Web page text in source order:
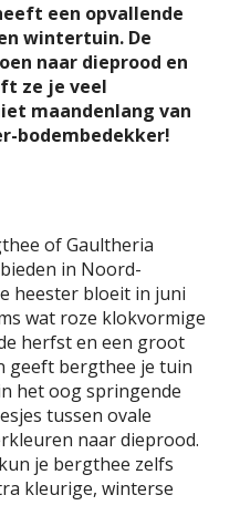
een opvallende
wintertuin. De
naar dieprood en
ze je veel
maandenlang van
bodembedekker!
of Gaultheria
in Noord-
heester bloeit in juni
wat roze klokvormige
herfst en een groot
geeft bergthee je tuin
het oog springende
tussen ovale
naar dieprood.
je bergthee zelfs
kleurige, winterse